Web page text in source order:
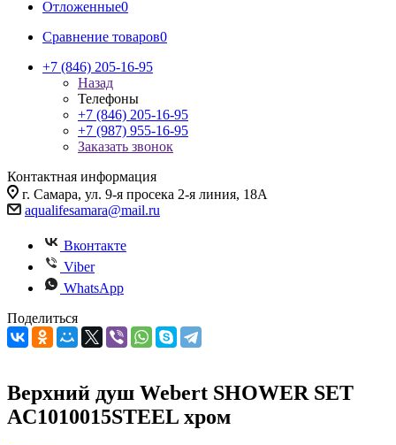
Отложенные0
Сравнение товаров0
+7 (846) 205-16-95
Назад
Телефоны
+7 (846) 205-16-95
+7 (987) 955-16-95
Заказать звонок
Контактная информация
г. Самара, ул. 9-я просека 2-я линия, 18А
aqualifesamara@mail.ru
Вконтакте
Viber
WhatsApp
Поделиться
Верхний душ Webert SHOWER SET
AC1010015STEEL хром